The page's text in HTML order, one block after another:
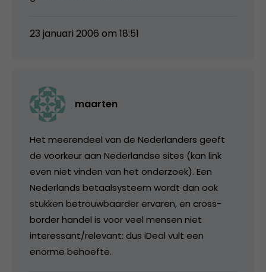
23 januari 2006 om 18:51
maarten
Het meerendeel van de Nederlanders geeft
de voorkeur aan Nederlandse sites (kan link
even niet vinden van het onderzoek). Een
Nederlands betaalsysteem wordt dan ook
stukken betrouwbaarder ervaren, en cross-
border handel is voor veel mensen niet
interessant/relevant: dus iDeal vult een
enorme behoefte.